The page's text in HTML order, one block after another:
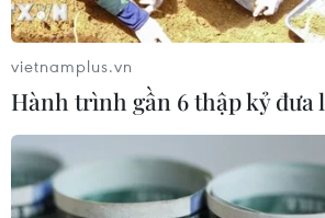
chuyên sâu tại Bệnh viện K
06/08/2026 02:13
Cứu nạn thành công 30 ngư dân
tàu cá bị cháy trên vùng biển Khánh
Hòa
05/08/2026 03:58
vietnamplus.vn
Hành trình gần 6 thập kỷ đưa